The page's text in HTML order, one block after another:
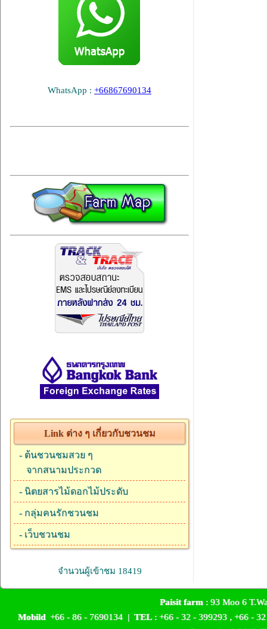
WhatsApp : +66867690134
Link ต่าง ๆ เกี่ยวกับชวนชม
- ต้นชวนชมสวย ๆ
จากสนามประกวด
- นิตยสารไม้ดอกไม้ประดับ
- กลุ่มคนรักชวนชม
- เว็บชวนชม
จำนวนผู้เข้าชม 18419
Paisit farm: 93 Moo 6
Mobild +66 - 86 - 7690134 | TEL : +66 - 32 - 399293 , +66 -